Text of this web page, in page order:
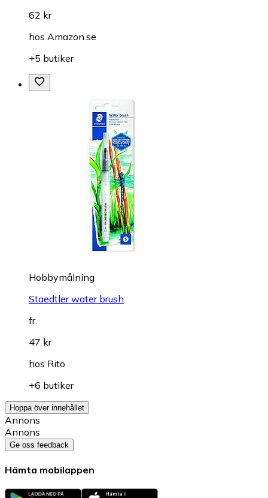
62 kr
hos Amazon.se
+5 butiker
Hobbymålning
Staedtler water brush
fr.
47 kr
hos Rito
+6 butiker
Hoppa över innehållet
Annons
Annons
Ge oss feedback
Hämta mobilappen